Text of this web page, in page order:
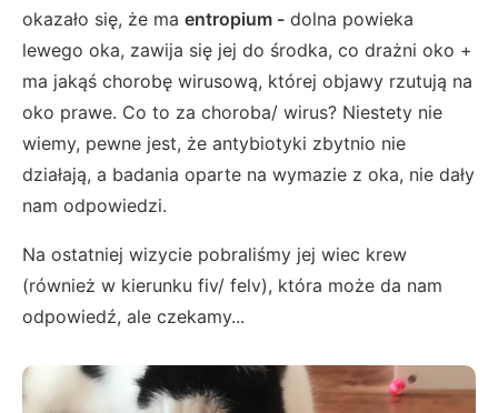
okazało się, że ma entropium - dolna powieka
lewego oka, zawija się jej do środka, co drażni oko +
ma jakąś chorobę wirusową, której objawy rzutują na
oko prawe. Co to za choroba/ wirus? Niestety nie
wiemy, pewne jest, że antybiotyki zbytnio nie
działają, a badania oparte na wymazie z oka, nie dały
nam odpowiedzi.
Na ostatniej wizycie pobraliśmy jej wiec krew
(również w kierunku fiv/ felv), która może da nam
odpowiedź, ale czekamy...